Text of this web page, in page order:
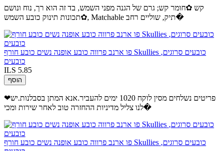
קש ✿חומר קש; גרם של הגנה מפני השמש, בד זה הוא רך, נוח ונושם
✿תכונות תינוק כובע השמש, Matchable תיק, שוליים רחב�
פו ארנב פרווה כובע אופנה נשים כובע חורף Skullies כובעים סרוגים,
כובעים
ILS 5.85
הוסף
❤פריטים נשלחים מסין לוקח 1020 ימים להעביר.אנא המתן בסבלנות.יש
לנו צליל מדיניות ההחזרה טוב לאחר שירות ומכי�
פו ארנב פרווה כובע אופנה נשים כובע חורף Skullies כובעים סרוגים,